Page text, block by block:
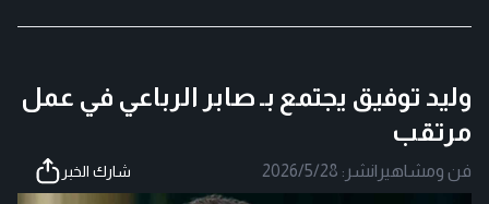
وليد توفيق يجتمع بـ صابر الرباعي في عمل
مرتقب
فن ومشاهير |نشر: 2026/5/28 شارك الخبر